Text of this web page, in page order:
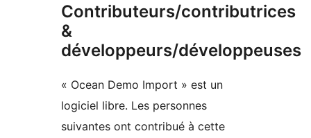
Contributeurs/contributrices
&
développeurs/développeuses
« Ocean Demo Import » est un
logiciel libre. Les personnes
suivantes ont contribué à cette